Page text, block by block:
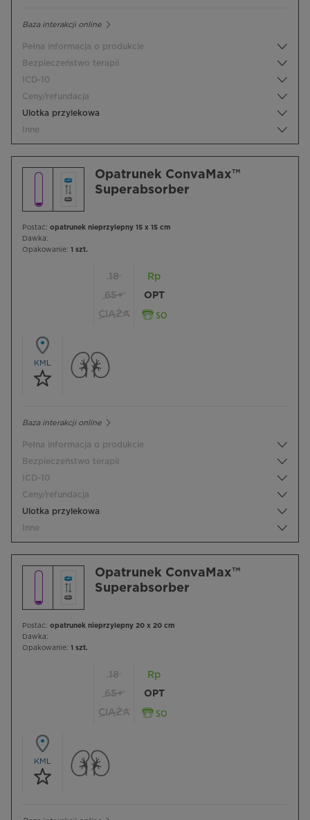
Baza interakcji online
Pełna informacja o produkcie
Bezpieczeństwo terapii
ICD-10
Ceny/refundacja
Ulotka przylekowa
Inne
Opatrunek ConvaMax™
Superabsorber
Postać: opatrunek nieprzylepny 15 x 15 cm
Dawka:
Opakowanie: 1 szt.
18
65+
CIĄŻA
Rp
OPT
KML
Baza interakcji online
Pełna informacja o produkcie
Bezpieczeństwo terapii
ICD-10
Ceny/refundacja
Ulotka przylekowa
Inne
Opatrunek ConvaMax™
Superabsorber
Postać: opatrunek nieprzylepny 20 x 20 cm
Dawka:
Opakowanie: 1 szt.
18
65+
CIĄŻA
Rp
OPT
KML